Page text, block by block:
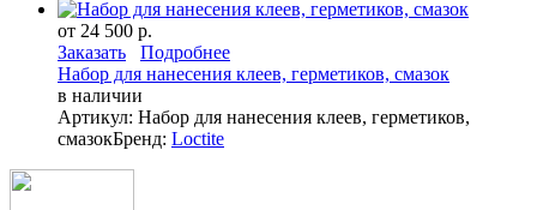
от 24 500 р.
Заказать
Подробнее
Набор для нанесения клеев, герметиков, смазок
в наличии
Артикул: Набор для нанесения клеев, герметиков,
смазокБренд: Loctite